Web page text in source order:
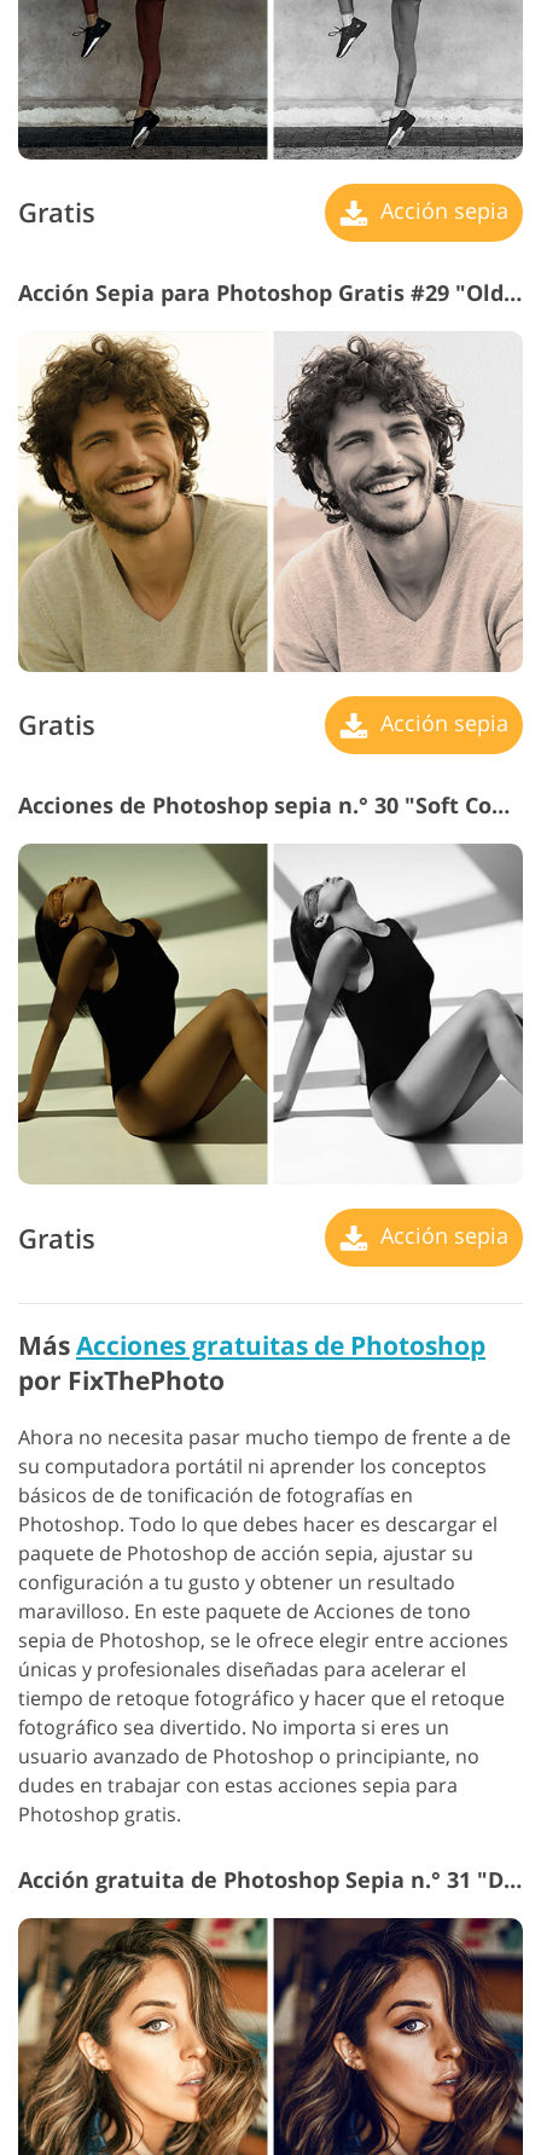
Gratis Acción sepia
Acción Sepia para Photoshop Gratis #29 "Old Film"
Gratis Acción sepia
Acciones de Photoshop sepia n.° 30 "Soft Contrast"
Gratis Acción sepia
MásAcciones gratuitas de Photoshop
por FixThePhoto
Ahora no necesita pasar mucho tiempo de frente a de
su computadora portátil ni aprender los conceptos
básicos de de tonificación de fotografías en
Photoshop. Todo lo que debes hacer es descargar el
paquete de Photoshop de acción sepia, ajustar su
configuración a tu gusto y obtener un resultado
maravilloso. En este paquete de Acciones de tono
sepia de Photoshop, se le ofrece elegir entre acciones
únicas y profesionales diseñadas para acelerar el
tiempo de retoque fotográfico y hacer que el retoque
fotográfico sea divertido. No importa si eres un
usuario avanzado de Photoshop o principiante, no
dudes en trabajar con estas acciones sepia para
Photoshop gratis.
Acción gratuita de Photoshop Sepia n.° 31 "Dark"